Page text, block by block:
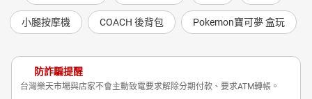
小腿按摩機 COACH 後背包 Pokemon寶可夢 盒玩
防詐騙提醒
台灣樂天市場與店家不會主動致電要求解除分期付款、要求ATM轉帳。